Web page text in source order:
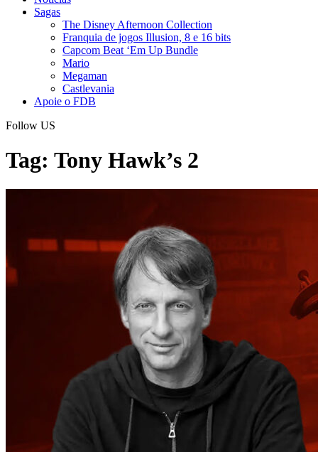
Sagas
The Disney Afternoon Collection
Franquia de jogos Illusion, 8 e 16 bits
Capcom Beat ‘Em Up Bundle
Mario
Megaman
Castlevania
Apoie o FDB
Follow US
Tag: Tony Hawk’s 2